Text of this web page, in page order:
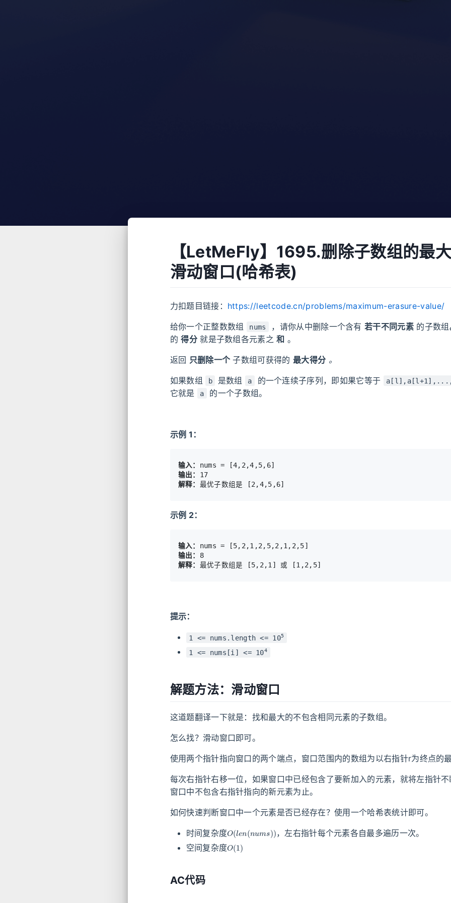
【LetMeFly】1695.删除子数组的最大
滑动窗口(哈希表)
力扣题目链接： https://leetcode.cn/problems/maximum-erasure-value/
给你一个正整数数组 nums ，请你从中删除一个含有若干不同元素 的子数组
的得分就是子数组各元素之和 。
返回 只删除一个子数组可获得的最大得分 。
如果数组 b 是数组 a 的一个连续子序列，即如果它等于
它就是
a 的一个子数组。
示例 1：
输入：
输出：
解释：
示例 2：
输入：
输出：
8
解释：
提示：
1 <= nums.length <= 105
1 <= nums[i] <= 104
解题方法：滑动窗口
这道题翻译一下就是：找和最大的不包含相同元素的子数组。
怎么找？滑动窗口即可。
使用两个指针指向窗口的两个端点，窗口范围内的数组为以右指针r为终点的最
每次右指针右移一位，如果窗口中已经包含了要新加入的元素，就将左指针
窗口中不包含右指针指向的新元素为止。
如何快速判断窗口中一个元素是否已经存在？使用一个哈希表统计即可。
时间复杂度
，左右指针每个元素各自最多遍历一次。
空间复杂度
O (1)
AC代码